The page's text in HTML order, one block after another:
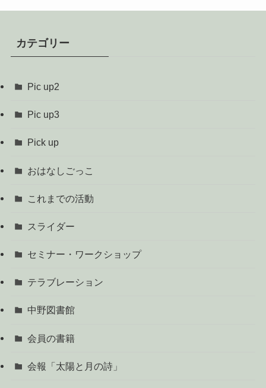
カテゴリー
Pic up2
Pic up3
Pick up
おはなしごっこ
これまでの活動
スライダー
セミナー・ワークショップ
テラブレーション
中野図書館
会員の書籍
会報「太陽と月の詩」